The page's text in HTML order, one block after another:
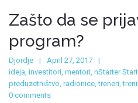
Zašto da se
program?
Djordje
April 27, 2017
ideja investitori mentori nStarter
preduzetništvo radionice ,treneri ,
0 comments